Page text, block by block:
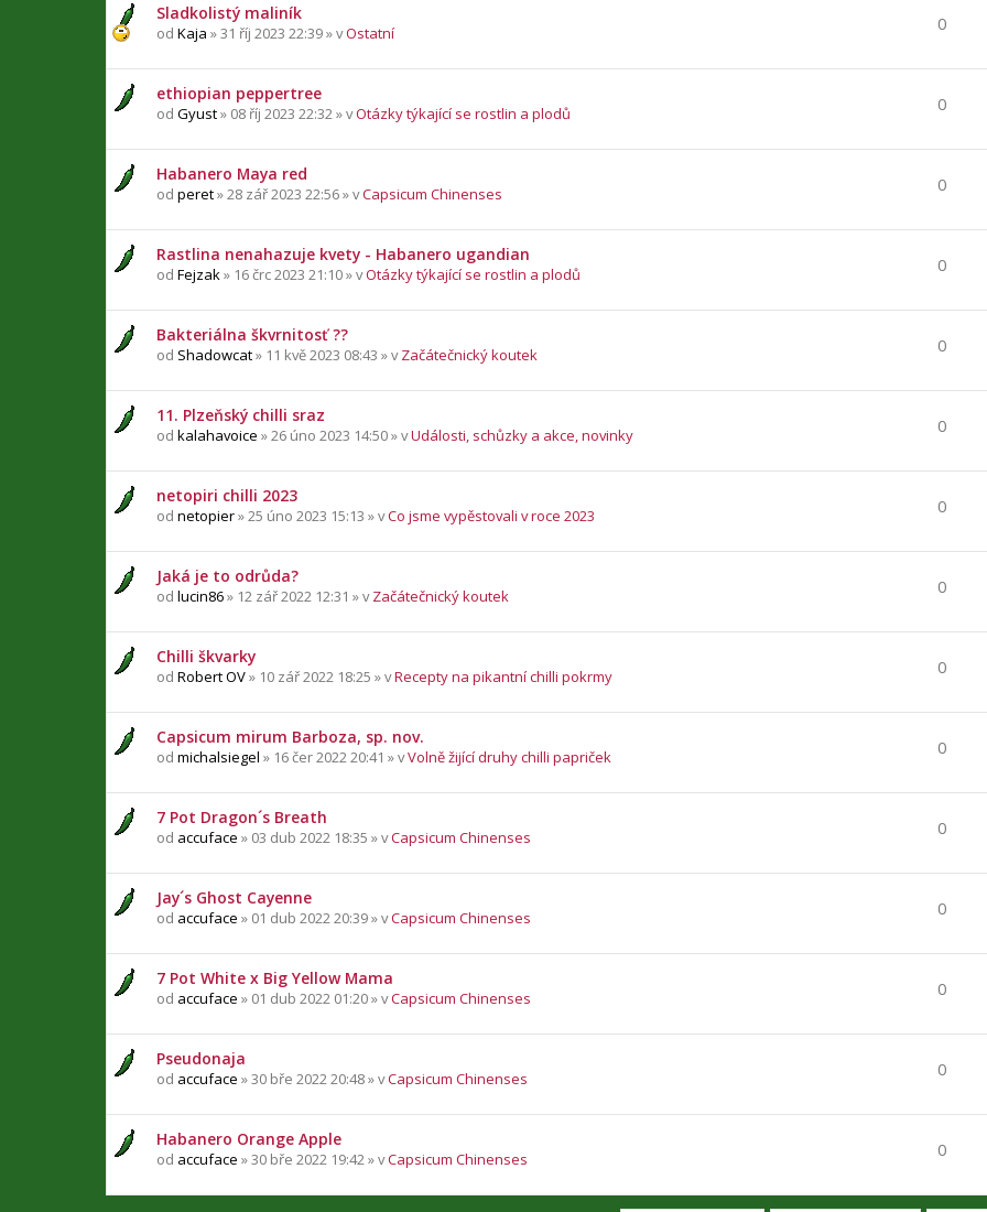
Sladkolistý maliník
od Kaja » 31 říj 2023 22:39 » vOstatní 0
ethiopian peppertree
od Gyust» 08 říj 2023 22:32 » vOtázky týkající se rostlin a plodů 0
Habanero Maya red
od peret» 28 zář 2023 22:56 » vCapsicum Chinenses 0
Rastlina nenahazuje kvety - Habanero ugandian
od Fejzak » 16 črc 2023 21:10 » vOtázky týkající se rostlin a plodů 0
Bakteriálna škvrnitosť ??
od Shadowcat» 11 kvě 2023 08:43 » vZačátečnický koutek 0
11. Plzeňský chilli sraz
od kalahavoice » 26 úno 2023 14:50 » vUdálosti, schůzky a akce, novinky 0
netopiri chilli 2023
od netopier» 25 úno 2023 15:13 » vCo jsme vypěstovali v roce 2023 0
Jaká je to odrůda?
od lucin86» 12 zář 2022 12:31 » vZačátečnický koutek 0
Chilli škvarky
od Robert OV» 10 zář 2022 18:25 » vRecepty na pikantní chilli pokrmy 0
Capsicum mirum Barboza, sp. nov.
od michalsiegel » 16 čer 2022 20:41 » vVolně žijící druhy chilli papriček 0
7 Pot Dragon´s Breath
od accuface » 03 dub 2022 18:35 » vCapsicum Chinenses 0
Jay´s Ghost Cayenne
od accuface » 01 dub 2022 20:39 » vCapsicum Chinenses 0
7 Pot White x Big Yellow Mama
od accuface » 01 dub 2022 01:20 » vCapsicum Chinenses 0
Pseudonaja
od accuface » 30 bře 2022 20:48 » vCapsicum Chinenses 0
Habanero Orange Apple
od accuface » 30 bře 2022 19:42 » vCapsicum Chinenses 0